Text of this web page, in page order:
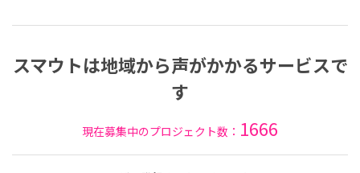
スマウトは地域から声がかかるサービスで
す
現在募集中のプロジェクト数： 1666